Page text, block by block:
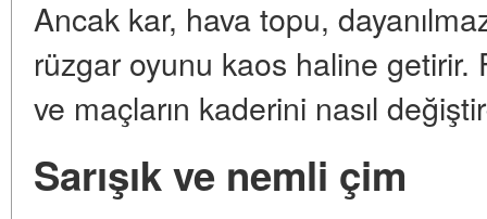
Ancak kar, hava topu,
rüzgar oyunu kaos haline getirir.
ve maçların kaderini nasıl
Sarışık ve nemli çim